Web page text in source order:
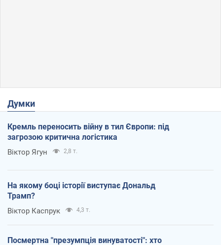
Думки
Кремль переносить війну в тил Європи: під
загрозою критична логістика
Віктор Ягун 2,8 т.
На якому боці історії виступає Дональд
Трамп?
Віктор Каспрук 4,3 т.
Посмертна "презумпція винуватості": хто